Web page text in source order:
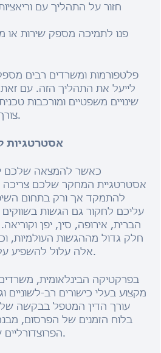
חזור על התהליך עם
פנו לתמיכה מספק שירות או
פלטפורמות ומשרדים רבים
לייעל את התהליך הזה. עם
שינויים משפטיים ומורכבות
צורך בהדרכה מקצועית.
אסטרטגיות
כאשר להמצאה שלכם
אסטרטגיית המחקר שלכם
להתמקד אך ורק בתחום
עליכם לחקור גם הגשות בשווקים
הברית, אירופה, סין, יפן
חלק גדול מההגשות העולמיות,
אלה עלול להשפיע על הצלחת בקשתכם.
בפרקטיקה הבינלאומית,
מקצוע בעלי כישורים רב-לשוניים
עורך הדין המטפל בבקשה
בלוח הזמנים של הפרסום, מבנה
הפרוצדורליים של כל תחום שיפוט.